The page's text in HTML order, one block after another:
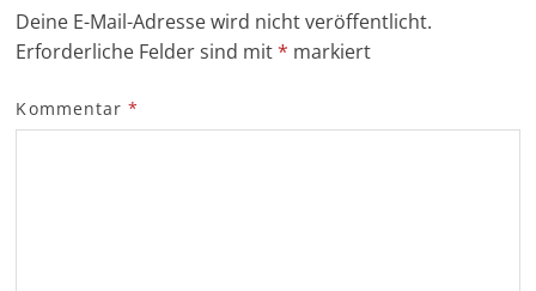
Deine E-Mail-Adresse wird nicht veröffentlicht.
Erforderliche Felder sind mit* markiert
Kommentar*